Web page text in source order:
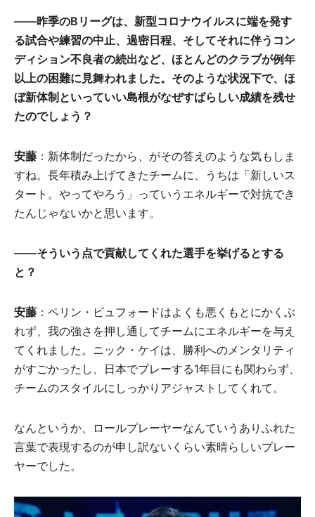
――昨季のBリーグは、新型コロナウイルスに端を発す
る試合や練習の中止、過密日程、そしてそれに伴うコン
ディション不良者の続出など、ほとんどのクラブが例年
以上の困難に見舞われました。そのような状況下で、ほ
ぼ新体制といっていい島根がなぜすばらしい成績を残せ
たのでしょう？
安藤 ：新体制だったから、がその答えのような気もしま
すね。長年積み上げてきたチームに、うちは「新しいス
タート。やってやろう」っていうエネルギーで対抗でき
たんじゃないかと思います。
――そういう点で貢献してくれた選手を挙げるとする
と？
安藤 ：ペリン・ビュフォードはよくも悪くもとにかくぶ
れず、我の強さを押し通してチームにエネルギーを与え
てくれました。ニック・ケイは、勝利へのメンタリティ
がすごかったし、日本でプレーする1年目にも関わらず、
チームのスタイルにしっかりアジャストしてくれて。
なんというか、ロールプレーヤーなんていうありふれた
言葉で表現するのが申し訳ないくらい素晴らしいプレー
ヤーでした。